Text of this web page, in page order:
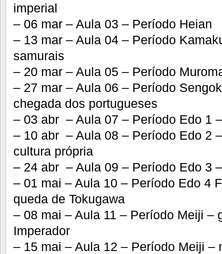
imperial
– 06 mar – Aula 03 – Período Heian
– 13 mar – Aula 04 – Período
samurais
– 20 mar – Aula 05 – Período
– 27 mar – Aula 06 – Período
chegada dos portugueses
– 03 abr – Aula 07 – Período Edo 1
– 10 abr – Aula 08 – Período Edo 2
cultura própria
– 24 abr – Aula 09 – Período Edo 3
– 01 mai – Aula 10 – Período Edo 4
queda de Tokugawa
– 08 mai – Aula 11 – Período Meiji –
Imperador
– 15 mai – Aula 12 – Período Meiji –